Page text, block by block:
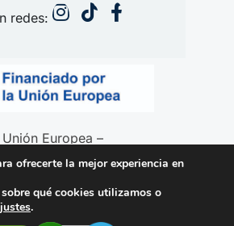
redes:
Europea –
ofrecerte la mejor experiencia en
qué cookies utilizamos o
.